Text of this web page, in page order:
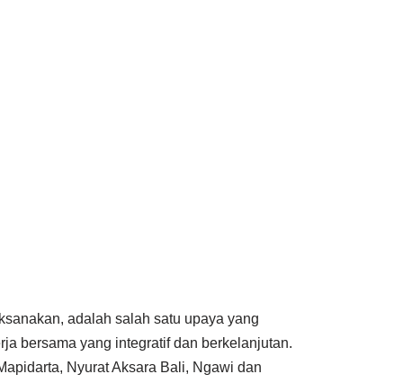
adalah salah satu upaya yang
bersama yang integratif dan berkelanjutan.
Nyurat Aksara Bali, Ngawi dan